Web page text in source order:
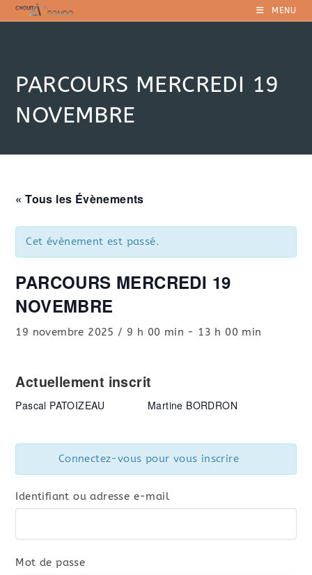
Skip
to
MENU
PARCOURS MERCREDI 19
NOVEMBRE
« Tous les Évènements
Cet évènement est passé.
PARCOURS MERCREDI 19
NOVEMBRE
19 novembre 2025 / 9 h 00 min - 13 h 00 min
Actuellement inscrit
Pascal PATOIZEAU Martine BORDRON
Connectez-vous pour vous inscrire
Identifiant ou adresse e-mail
Mot de passe